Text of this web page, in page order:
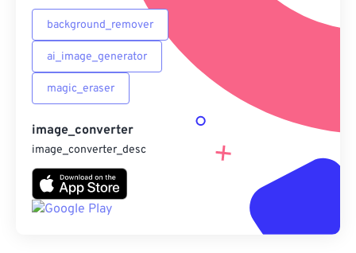
來自網址
background_remover
ai_image_generator
magic_eraser
image_converter
image_converter_desc